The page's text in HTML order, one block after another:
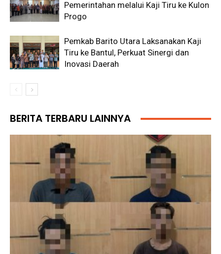
Pemerintahan melalui Kaji Tiru ke Kulon
Progo
Pemkab Barito Utara Laksanakan Kaji
Tiru ke Bantul, Perkuat Sinergi dan
Inovasi Daerah
BERITA TERBARU LAINNYA